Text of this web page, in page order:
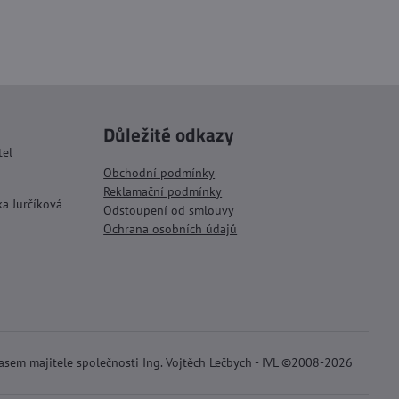
Jurčíková
Důležité odkazy
Obchodní podmínky
Reklamační podmínky
Odstoupení od smlouvy
Ochrana osobních údajů
majitele společnosti Ing. Vojtěch Lečbych - IVL ©2008-2026